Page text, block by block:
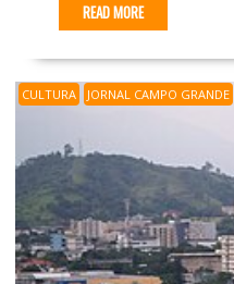
READ MORE
CULTURA JORNAL CAMPO GRANDE